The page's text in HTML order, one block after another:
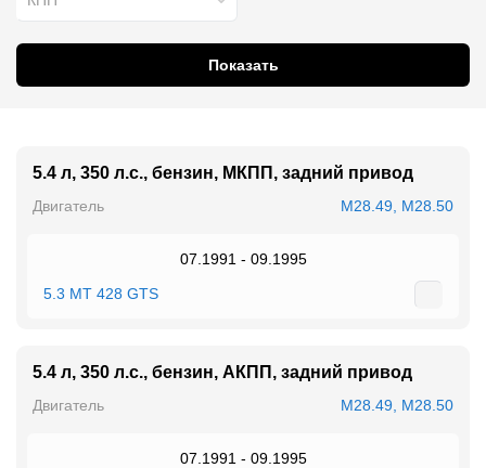
Показать
5.4 л, 350 л.с., бензин, МКПП, задний привод
Двигатель M28.49, M28.50
07.1991 - 09.1995
5.3 MT 428 GTS
5.4 л, 350 л.с., бензин, АКПП, задний привод
Двигатель M28.49, M28.50
07.1991 - 09.1995